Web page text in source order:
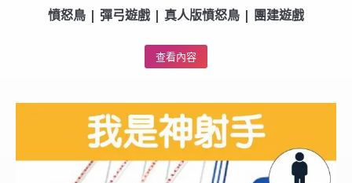
憤怒鳥 | 彈弓遊戲 | 真人版憤怒鳥 | 團建遊戲
查看內容